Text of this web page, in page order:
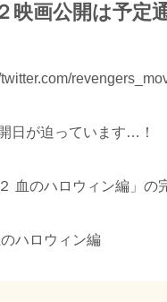
映画公開は予定
twitter.com/
日が迫っています…！
血のハロウィン編」の
ハロウィン編